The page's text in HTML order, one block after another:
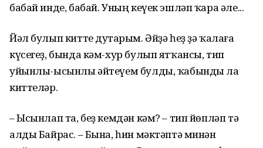
бабай инде, бабай. Уның кеүек эшләп ҡара әле...
Йәл булып китте дуҫтарым. Әйҙә һеҙ ҙә ҡалаға
күсегеҙ, бында кәм-хур булып ятҡансы, тип
уйынлы-ысынлы әйтеүем булды, ҡабынды ла
киттеләр.
– Ысынлап та, беҙ кемдән кәм? – тип йөпләп тә
алды Байрас. – Бына, һин мәктәптә минән